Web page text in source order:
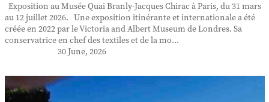
Exposition au Musée Quai Branly-Jacques Chirac à Paris, du 31 mars
au 12 juillet 2026. Une exposition itinérante et internationale a été
créée en 2022 par le Victoria and Albert Museum de Londres. Sa
conservatrice en chef des textiles et de la mo...
30 June, 2026